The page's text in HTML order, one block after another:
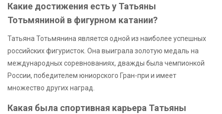
Какие достижения есть у Татьяны
Тотьмяниной в фигурном катании?
Татьяна Тотьмянина является одной из наиболее успешных
российских фигуристок. Она выиграла золотую медаль на
международных соревнованиях, дважды была чемпионкой
России, победителем юниорского Гран-при и имеет
множество других наград.
Какая была спортивная карьера Татьяны